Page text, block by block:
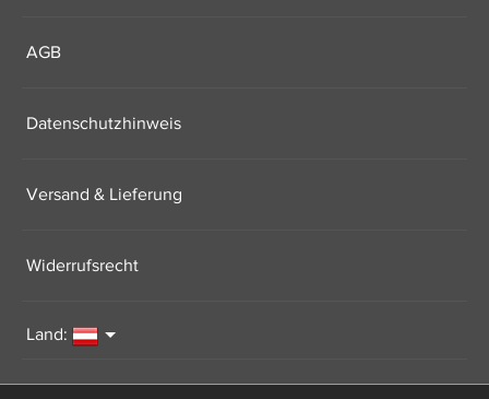
AGB
Datenschutzhinweis
Versand & Lieferung
Widerrufsrecht
Land: